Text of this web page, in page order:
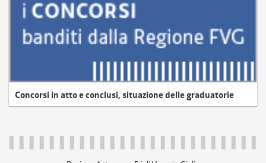
Concorsi in atto e conclusi, situazione delle graduatorie